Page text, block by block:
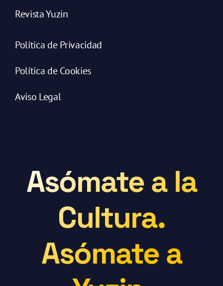
Revista Yuzin
Política de Privacidad
Política de Cookies
Aviso Legal
Asómate a la
Cultura.
Asómate a